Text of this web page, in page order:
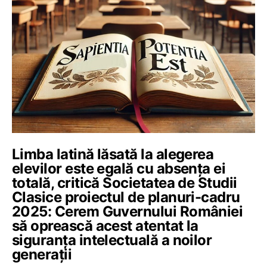
Limba latină lăsată la alegerea
elevilor este egală cu absența ei
totală, critică Societatea de Studii
Clasice proiectul de planuri-cadru
2025: Cerem Guvernului României
să oprească acest atentat la
siguranța intelectuală a noilor
generații